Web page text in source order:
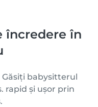
încredere în
babysitterul
rapid și ușor prin